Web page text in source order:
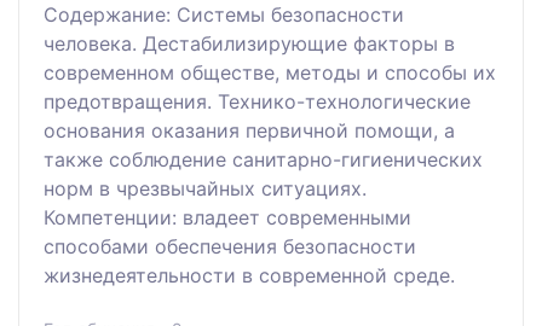
Содержание: Системы безопасности
человека. Дестабилизирующие факторы в
современном обществе, методы и способы их
предотвращения. Технико-технологические
основания оказания первичной помощи, а
также соблюдение санитарно-гигиенических
норм в чрезвычайных ситуациях.
Компетенции: владеет современными
способами обеспечения безопасности
жизнедеятельности в современной среде.